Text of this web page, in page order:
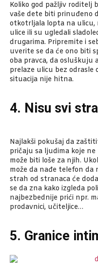
Koliko god pažljiv roditelj
vaše dete biti prinuđeno
otkotrljala lopta na
ulice ili su ugledali
drugarima. Pripremite i
uverite se da će ono biti
oba pravca, da osluškuju
prelaze ulicu bez odrasle
situacija nije hitna.
4. Nisu svi
Najlakši pokušaj da
pričaju sa ljudima koje
može biti loše za njih.
može da nađe telefon
strah od stranaca će
se da zna kako izgleda
najbezbednije prići npr.
prodavnici, učiteljice…
5. Granice